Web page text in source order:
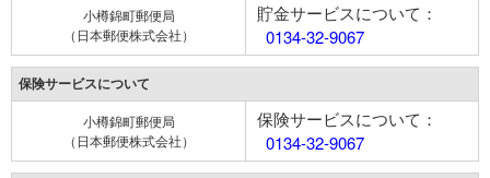
小樽錦町郵便局
（日本郵便株式会社）
貯金サービスについて：
0134-32-9067
保険サービスについて
小樽錦町郵便局
（日本郵便株式会社）
保険サービスについて：
0134-32-9067